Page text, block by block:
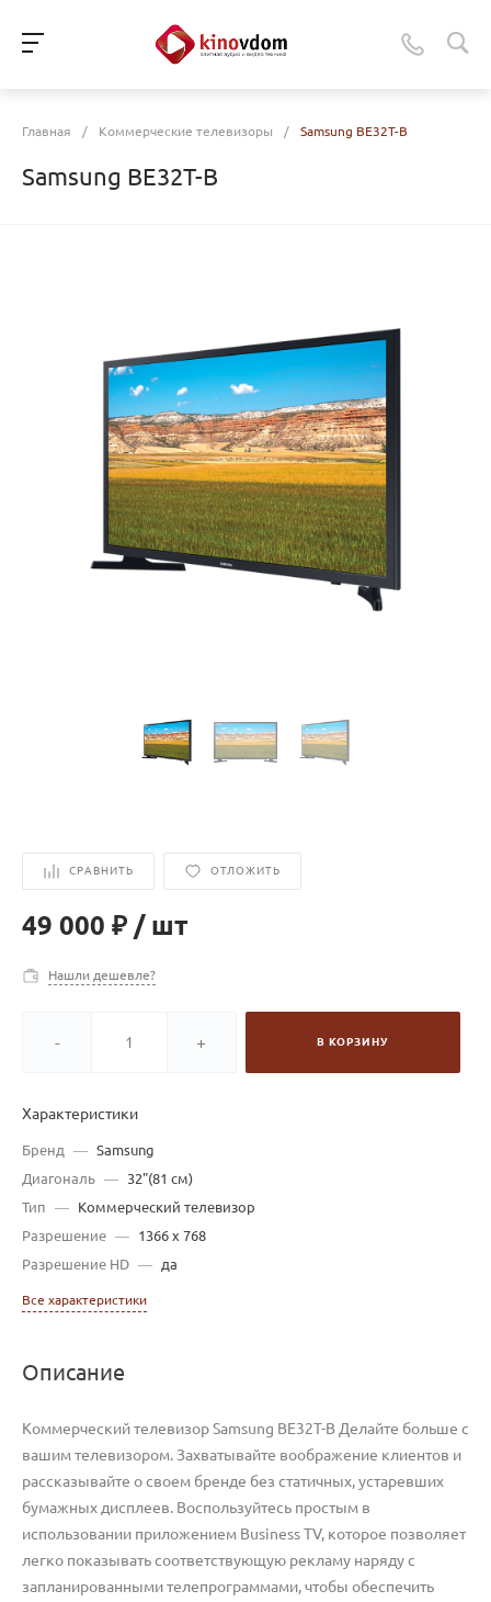
Главная / Коммерческие телевизоры / Samsung BE32T-B
Samsung BE32T-B
СРАВНИТЬ ОТЛОЖИТЬ
49 000 ₽ / шт
Нашли дешевле?
- + В КОРЗИНУ
Характеристики
Бренд — Samsung
Диагональ —
32"(81 см)
Тип
—
Коммерческий телевизор
Разрешение —
1366 x 768
Разрешение HD — да
Все характеристики
Описание
Коммерческий телевизор Samsung BE32T-B Делайте больше с
вашим телевизором. Захватывайте воображение клиентов и
рассказывайте о своем бренде без статичных, устаревших
бумажных дисплеев. Воспользуйтесь простым в
использовании приложением Business TV, которое позволяет
легко показывать соответствующую рекламу наряду с
запланированными телепрограммами, чтобы обеспечить